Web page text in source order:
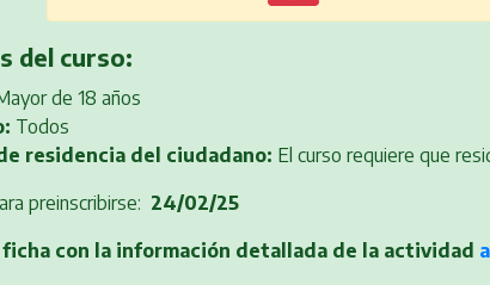
del curso:
de 18 años
Todos
residencia del ciudadano: El curso requiere que
preinscribirse: 24/02/25
ficha con la información detallada de la actividad